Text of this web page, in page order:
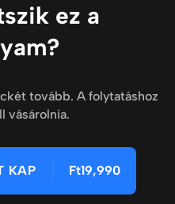
ez a
tovább. A folytatáshoz
vásárolnia.
KAP Ft19,990